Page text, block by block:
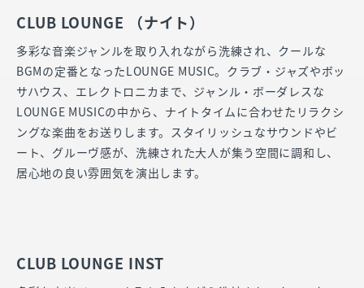
CLUB LOUNGE （ナイト）
多彩な音楽ジャンルを取り入れながら洗練され、クールな
BGMの定番となったLOUNGE MUSIC。クラブ・ジャズやボッ
サハウス、エレクトロニカまで、ジャンル・ボーダレスな
LOUNGE MUSICの中から、ナイトタイムに合わせたリラクシ
ングな楽曲をお送りします。スタイリッシュなサウンドやビ
ート、グルーヴ感が、洗練された大人が集う空間に調和し、
居心地の良い雰囲気を演出します。
CLUB LOUNGE INST